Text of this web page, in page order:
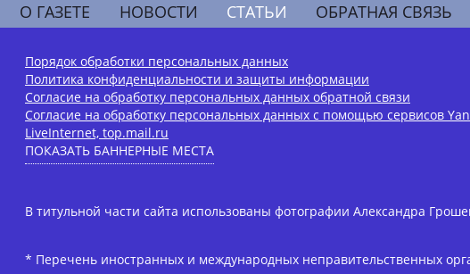
О ГАЗЕТЕ НОВОСТИ СТАТЬИ ОБРАТНАЯ СВЯЗЬ
Порядок обработки персональных данных
Политика конфиденциальности и защиты информации
Согласие на обработку персональных данных обратной связи
Согласие на обработку персональных данных с помощью сервисов
LiveInternet, top.mail.ru
ПОКАЗАТЬ БАННЕРНЫЕ МЕСТА
В титульной части сайта использованы фотографии Александра
* Перечень иностранных и международных неправительственных